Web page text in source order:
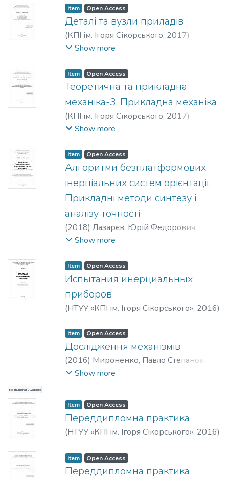
Item Open Access
Деталі та вузли приладів
(КПІ ім. Ігоря Сікорського, 2017)
Цибульник, Сергій Олексійович
Show more
Item Open Access
Теоретична та прикладна
механіка-3. Прикладна механіка
(КПІ ім. Ігоря Сікорського, 2017)
Цибульник, Сергій Олексійович
Show more
Item Open Access
Алгоритми безплатформових
інерціальних систем орієнтації.
Прикладні методи синтезу і
аналізу точності
(2018) Лазарєв, Юрій Федорович;
Сапегін, Олександр Миколайович
Show more
Item Open Access
Испытания инерциальных
приборов
(НТУУ «КПІ ім. Ігоря Сікорського», 2016)
No Thumbnail Available
Item Open Access
Дослідження механізмів
(2016) Мироненко, Павло Степанович
Бондар, Павло Михайлович
Show more
Item Open Access
Переддипломна практика
(НТУУ «КПІ ім. Ігоря Сікорського», 2016)
Item Open Access
Переддипломна практика